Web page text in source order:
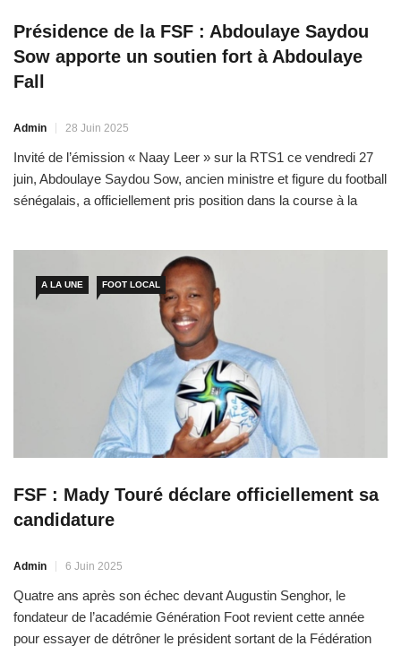
Présidence de la FSF : Abdoulaye Saydou
Sow apporte un soutien fort à Abdoulaye
Fall
Admin 28 Juin 2025
Invité de l’émission « Naay Leer » sur la RTS1 ce vendredi 27
juin, Abdoulaye Saydou Sow, ancien ministre et figure du football
sénégalais, a officiellement pris position dans la course à la
A LA UNE FOOT LOCAL
FSF : Mady Touré déclare officiellement sa
candidature
Admin 6 Juin 2025
Quatre ans après son échec devant Augustin Senghor, le
fondateur de l’académie Génération Foot revient cette année
pour essayer de détrôner le président sortant de la Fédération